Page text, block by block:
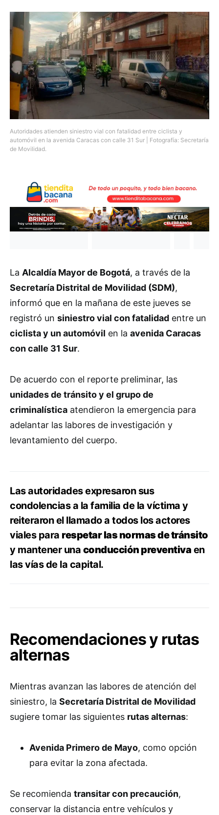
Autoridades atienden siniestro vial con fatalidad entre ciclista y
automóvil en la avenida Caracas con calle 31 Sur | Fotografía: Secretaría
de Movilidad.
La Alcaldía Mayor de Bogotá, a través de la
Secretaría Distrital de Movilidad (SDM),
informó que en la mañana de este jueves se
registró un siniestro vial con fatalidad entre un
ciclista y un automóvil en la avenida Caracas
con calle 31 Sur.
De acuerdo con el reporte preliminar, las
unidades de tránsito y el grupo de
criminalística atendieron la emergencia para
adelantar las labores de investigación y
levantamiento del cuerpo.
Las autoridades expresaron sus
condolencias a la familia de la víctima y
reiteraron el llamado a todos los actores
viales para respetar las normas de tránsito
y mantener una conducción preventiva en
las vías de la capital.
Recomendaciones y rutas
alternas
Mientras avanzan las labores de atención del
siniestro, la Secretaría Distrital de Movilidad
sugiere tomar las siguientes rutas alternas:
Avenida Primero de Mayo, como opción
para evitar la zona afectada.
Se recomienda transitar con precaución,
conservar la distancia entre vehículos y